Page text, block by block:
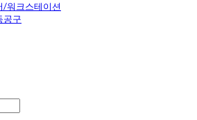
/워크스테이션
공구